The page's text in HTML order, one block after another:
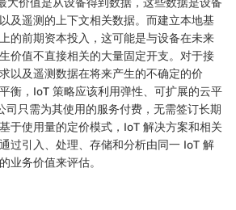
及遥测的上下文相关数据。而建立本地基
的前期资本投入，这可能是与设备在未来
价值不直接相关的大量固定开支。对于接
以及遥测数据在将来产生的不确定的价
衡，IoT 策略应该利用弹性、可扩展的云平
司只需为其使用的服务付费，无需签订长期
于使用量的定价模式，IoT 解决方案和相关
过引入、处理、存储和分析由同一 IoT 解
业务价值来评估。